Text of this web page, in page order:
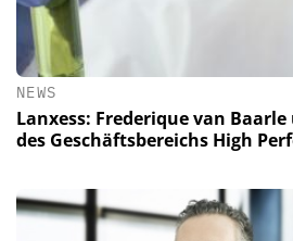
NEWS
Lanxess: Frederique van
des Geschäftsbereichs High